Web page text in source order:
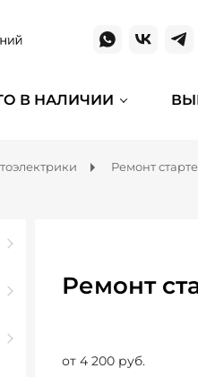
В НАЛИЧИИ
Ремонт
Ремонт
от 4 200 руб.